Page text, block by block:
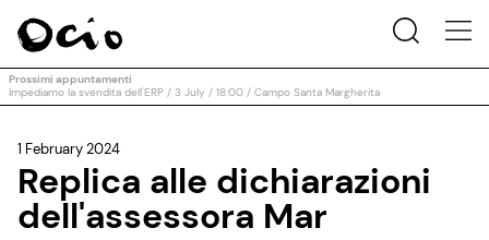
Prossimi appuntamenti
Impediamo la svendita dell'ERP / 3 July / 18:00 / Campo Santa Margherita
1 February 2024
Replica alle dichiarazioni
dell'assessora Mar